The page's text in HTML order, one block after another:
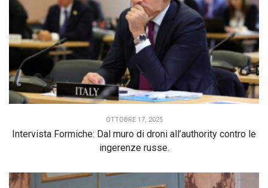
OTTOBRE 17, 2025
Intervista Formiche: Dal muro di droni all’authority contro le
ingerenze russe.